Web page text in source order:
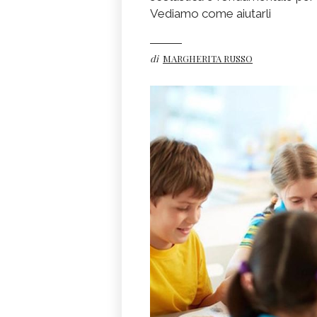
Vediamo come aiutarli
di MARGHERITA RUSSO